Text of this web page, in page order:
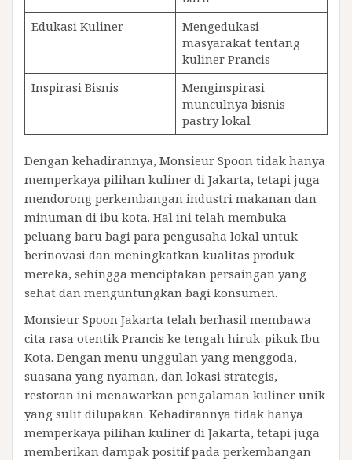
Edukasi Kuliner
Mengedukasi
masyarakat tentang
kuliner Prancis
Inspirasi Bisnis
Menginspirasi
munculnya bisnis
pastry lokal
Dengan kehadirannya, Monsieur Spoon tidak hanya
memperkaya pilihan kuliner di Jakarta, tetapi juga
mendorong perkembangan industri makanan dan
minuman di ibu kota. Hal ini telah membuka
peluang baru bagi para pengusaha lokal untuk
berinovasi dan meningkatkan kualitas produk
mereka, sehingga menciptakan persaingan yang
sehat dan menguntungkan bagi konsumen.
Monsieur Spoon Jakarta telah berhasil membawa
cita rasa otentik Prancis ke tengah hiruk-pikuk Ibu
Kota. Dengan menu unggulan yang menggoda,
suasana yang nyaman, dan lokasi strategis,
restoran ini menawarkan pengalaman kuliner unik
yang sulit dilupakan. Kehadirannya tidak hanya
memperkaya pilihan kuliner di Jakarta, tetapi juga
memberikan dampak positif pada perkembangan